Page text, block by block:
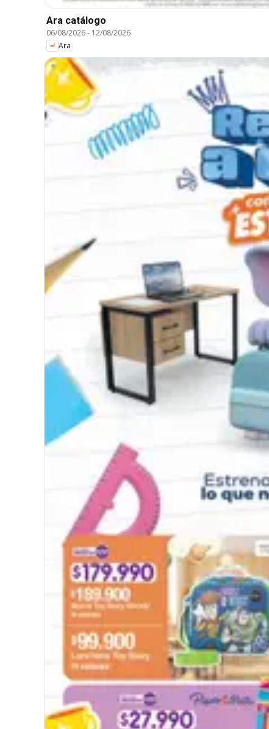
Ara catálogo
06/08/2026- 12/08/2026
Ara